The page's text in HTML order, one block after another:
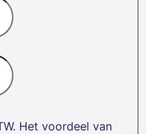
Het voordeel van